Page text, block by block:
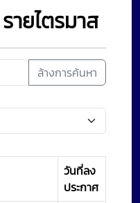
ายไตรมาส
ล้างการค้นหา
วันที่ลง
ประกาศ